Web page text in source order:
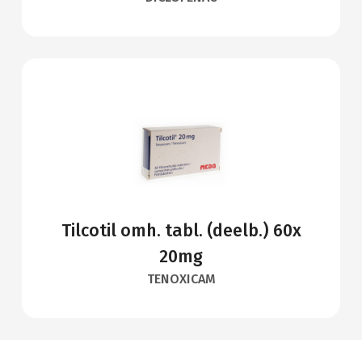
Tilcotil omh. tabl. (deelb.) 60x
20mg
TENOXICAM